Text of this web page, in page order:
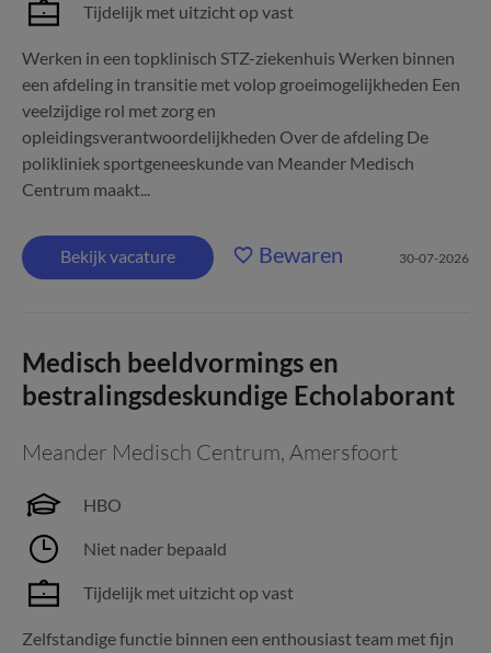
Tijdelijk met uitzicht op vast
Werken in een topklinisch STZ-ziekenhuis Werken binnen
een afdeling in transitie met volop groeimogelijkheden Een
veelzijdige rol met zorg en
opleidingsverantwoordelijkheden Over de afdeling De
polikliniek sportgeneeskunde van Meander Medisch
Centrum maakt...
Bekijk vacature Bewaren 30-07-2026
Medisch beeldvormings en
bestralingsdeskundige Echolaborant
Meander Medisch Centrum, Amersfoort
HBO
Niet nader bepaald
Tijdelijk met uitzicht op vast
Zelfstandige functie binnen een enthousiast team met fijn